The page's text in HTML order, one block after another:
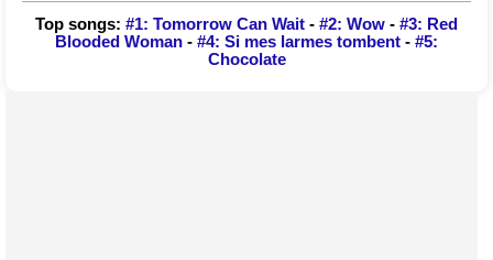
Top songs: #1: Tomorrow Can Wait - #2: Wow - #3: Red
Blooded Woman - #4: Si mes larmes tombent - #5:
Chocolate